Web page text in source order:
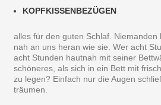
KOPFKISSENBEZÜGEN
alles für den guten Schlaf. Niemanden
nah an uns heran wie sie. Wer acht
acht Stunden hautnah mit seiner
schöneres, als sich in ein Bett mit
zu legen? Einfach nur die Augen
träumen.